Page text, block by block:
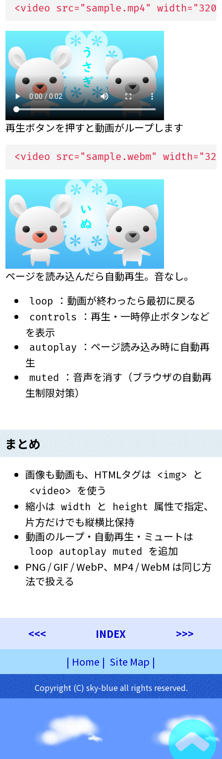
<video src="sample.mp4"
再生ボタンを押すと動画がループします
<video src="sample.webm"
ページを読み込んだら自動再生。音なし。
loop ：動画が終わったら最初に戻る
controls
：再生・一時停止ボタンなど
を表示
autoplay
：ページ読み込み時に自動再
生
muted
：音声を消す（ブラウザの自動再
生制限対策）
まとめ
画像も動画も、HTMLタグは <img> と
<video>
を使う
縮小は width と height 属性で指定、
片方だけでも縦横比保持
動画のループ・自動再生・ミュートは
loop autoplay muted
を追加
PNG / GIF / WebP、MP4 / WebM は同じ方
法で扱える
<<< INDEX
>>>
| Home | Site Map |
Copyright (C) sky-blue all rights reserved.